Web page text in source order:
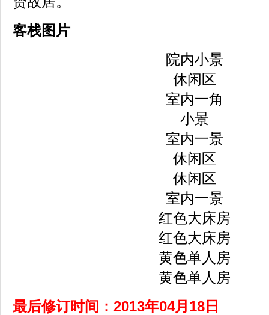
客栈图片
院内小景
休闲区
室内一角
小景
室内一景
休闲区
休闲区
室内一景
红色大床房
红色大床房
黄色单人房
黄色单人房
最后修订时间：2013年04月18日